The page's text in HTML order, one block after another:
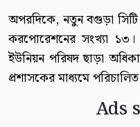
অপরদিকে, নতুন বগুড়া সিটি
করপোরেশনের সংখ্যা
ইউনিয়ন পরিষদ ছাড়া
প্রশাসকের মাধ্যমে
Ads